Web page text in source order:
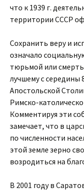
что к 1939 г.
территории СССР
Сохранить веру и
означало
тюрьмой или
лучшему с середины
Апостольской
Римско-
Комментируя эти
замечает, что в
по численности
этой земле зерно
возродиться на
В 2001 году в